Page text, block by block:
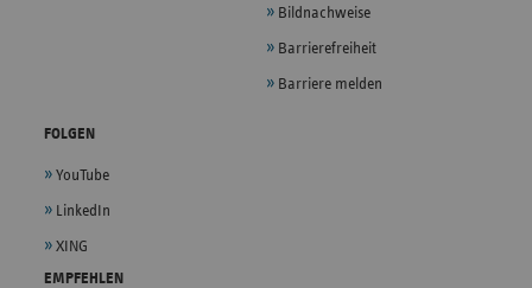
Bildnachweise
Barrierefreiheit
Barriere melden
FOLGEN
YouTube
LinkedIn
XING
EMPFEHLEN